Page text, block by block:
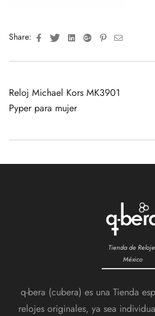
Share: FacebookTwitterLinkedinGoogle+Pinterest
Email
Reloj Michael Kors MK3901
Pyper para mujer
Tienda de
México
q-bera (cubera) es una Tienda
relojes originales, ya sea